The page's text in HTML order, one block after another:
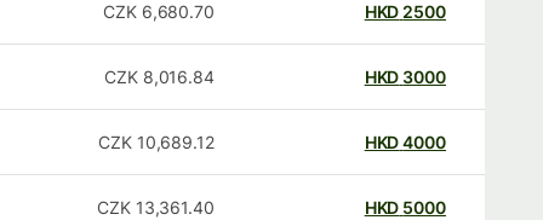
2500
HKD
6,680.70
CZK
3000
HKD
8,016.84
CZK
4000
HKD
10,689.12
CZK
5000
HKD
13,361.40
CZK